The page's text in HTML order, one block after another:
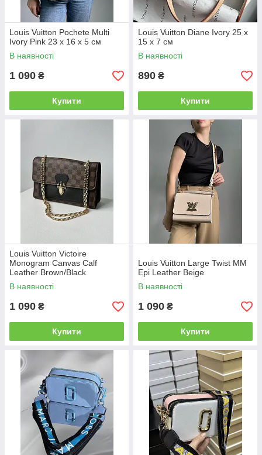
Louis Vuitton Pochete Multi
Ivory Pink 23 х 16 х 5 см
В наявності
1 090 ₴
Купити
Louis Vuitton Diane Ivory 25 x
15 x 7 см
В наявності
890 ₴
Купити
Louis Vuitton Victoire
Monogram Canvas Calf
Leather Brown/Black
В наявності
1 090 ₴
Купити
Louis Vuitton Large Twist MM
Epi Leather Beige
В наявності
1 090 ₴
Купити